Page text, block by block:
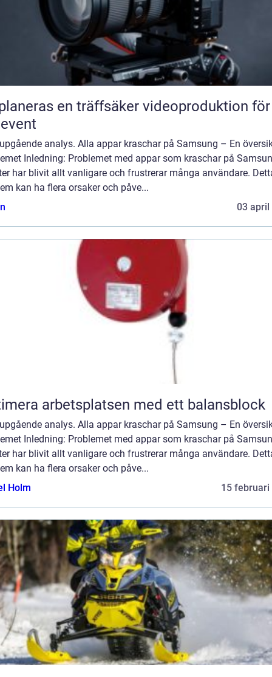
en träffsäker videoproduktion för
analys. Alla appar kraschar på Samsung – En
Inledning: Problemet med appar som kraschar på
har blivit allt vanligare och frustrerar många användare.
kan ha flera orsaker och påve...
03 april
arbetsplatsen med ett balansblock
analys. Alla appar kraschar på Samsung – En
Inledning: Problemet med appar som kraschar på
har blivit allt vanligare och frustrerar många användare.
kan ha flera orsaker och påve...
Holm
15 februari